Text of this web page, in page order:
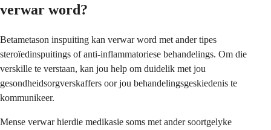
verwar word?
Betametason inspuiting kan verwar word met ander tipes
steroïedinspuitings of anti-inflammatoriese behandelings. Om die
verskille te verstaan, kan jou help om duidelik met jou
gesondheidsorgverskaffers oor jou behandelingsgeskiedenis te
kommunikeer.
Mense verwar hierdie medikasie soms met ander soortgelyke